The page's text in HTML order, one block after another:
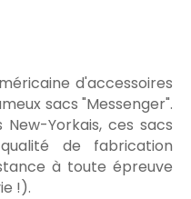
d'accessoires
sacs "Messenger".
Yorkais, ces sacs
de fabrication
à toute épreuve
!).